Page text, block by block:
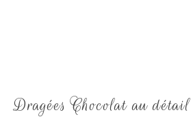
Dragées Chocolat au détail